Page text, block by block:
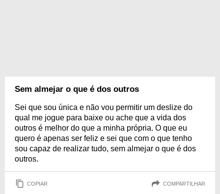
Sem almejar o que é dos outros
Sei que sou única e não vou permitir um deslize do
qual me jogue para baixe ou ache que a vida dos
outros é melhor do que a minha própria. O que eu
quero é apenas ser feliz e sei que com o que tenho
sou capaz de realizar tudo, sem almejar o que é dos
outros.
COPIAR COMPARTILHAR